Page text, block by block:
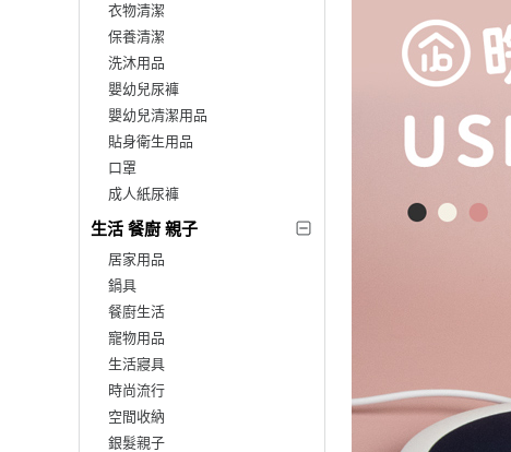
衣物清潔
保養清潔
洗沐用品
嬰幼兒尿褲
嬰幼兒清潔用品
貼身衛生用品
口罩
成人紙尿褲
生活 餐廚 親子
居家用品
鍋具
餐廚生活
寵物用品
生活寢具
時尚流行
空間收納
銀髮親子